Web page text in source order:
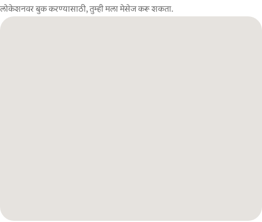
लोकेशनवर बुक करण्यासाठी, तुम्ही मला मेसेज करू शकता.